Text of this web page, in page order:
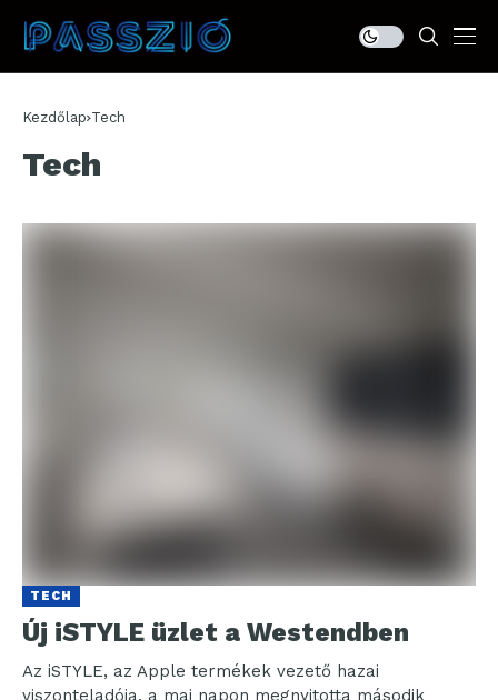
Kezdőlap Tech
Tech
TECH
Új iSTYLE üzlet a Westendben
Az iSTYLE, az Apple termékek vezető hazai
viszonteladója, a mai napon megnyitotta második